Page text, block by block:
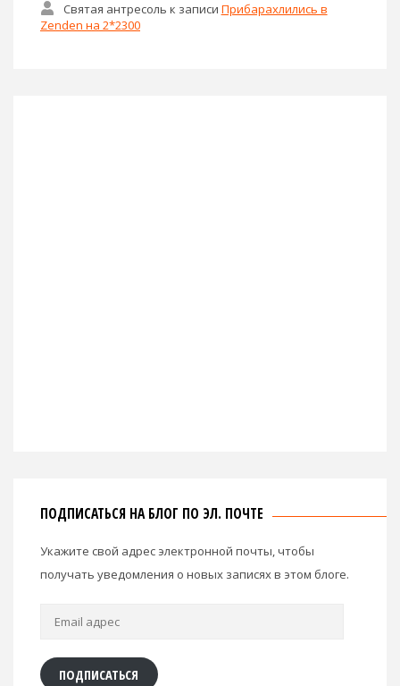
Святая антресоль к записи Прибарахлились в
Zenden на 2*2300
ПОДПИСАТЬСЯ НА БЛОГ ПО ЭЛ. ПОЧТЕ
Укажите свой адрес электронной почты, чтобы
получать уведомления о новых записях в этом блоге.
Email
ПОДПИСАТЬСЯ